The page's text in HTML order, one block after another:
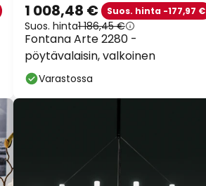
Fontana Arte 2280 -
pöytävalaisin, valkoinen
1 008,48 € Suos. hinta -177,97 €
Suos. hinta1 186,45 €
Varastossa